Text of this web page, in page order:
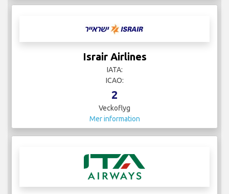
Israir Airlines
IATA:
ICAO:
2
Veckoflyg
Mer information